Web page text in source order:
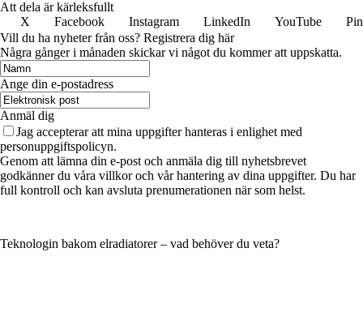
Att dela är kärleksfullt
X
Facebook Instagram LinkedIn YouTube
Vill du ha nyheter från oss? Registrera dig här
Några gånger i månaden skickar vi något du kommer att uppskatta.
Ange din e-postadress
Anmäl dig
Jag accepterar att mina uppgifter hanteras i enlighet med
personuppgiftspolicyn.
Genom att lämna din e-post och anmäla dig till nyhetsbrevet
godkänner du våra villkor och vår hantering av dina uppgifter. Du har
full kontroll och kan avsluta prenumerationen när som helst.
Teknologin bakom elradiatorer – vad behöver du veta?